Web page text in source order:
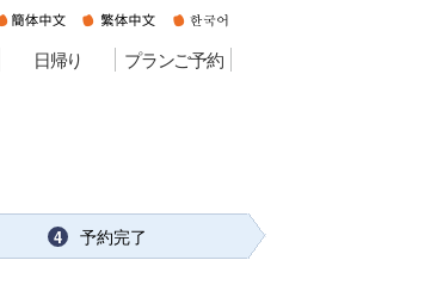
日帰り プランご予約
4 予約完了